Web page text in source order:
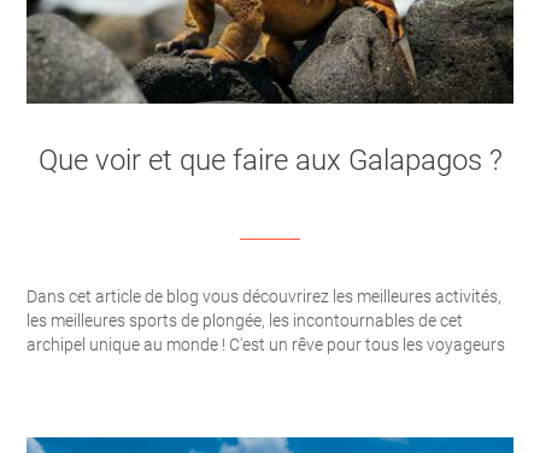
Que voir et que faire aux Galapagos ?
Dans cet article de blog vous découvrirez les meilleures activités,
les meilleures sports de plongée, les incontournables de cet
archipel unique au monde ! C'est un rêve pour tous les voyageurs